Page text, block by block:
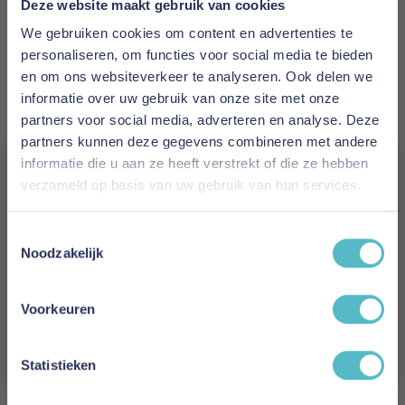
Deze website maakt gebruik van cookies
We gebruiken cookies om content en advertenties te
personaliseren, om functies voor social media te bieden
en om ons websiteverkeer te analyseren. Ook delen we
informatie over uw gebruik van onze site met onze
partners voor social media, adverteren en analyse. Deze
partners kunnen deze gegevens combineren met andere
informatie die u aan ze heeft verstrekt of die ze hebben
verzameld op basis van uw gebruik van hun services.
Noodzakelijk
Voorkeuren
Statistieken
Veraflex Vouwbed Luxor
Vanaf € 129,00
In Winkelwagen
3producten Toon
Logeerbedden: praktische oplossingen voor extra
slaapplaatsen
E-mail